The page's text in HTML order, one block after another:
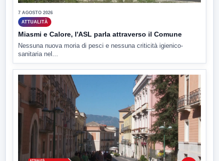
7 AGOSTO 2026
ATTUALITÀ
Miasmi e Calore, l'ASL parla attraverso il Comune
Nessuna nuova moria di pesci e nessuna criticità igienico-
sanitaria nel...